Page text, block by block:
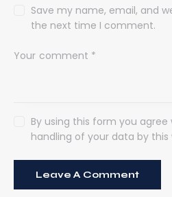
Save my name, email, and
the next time I comment.
By using this form you
handling of your data by this